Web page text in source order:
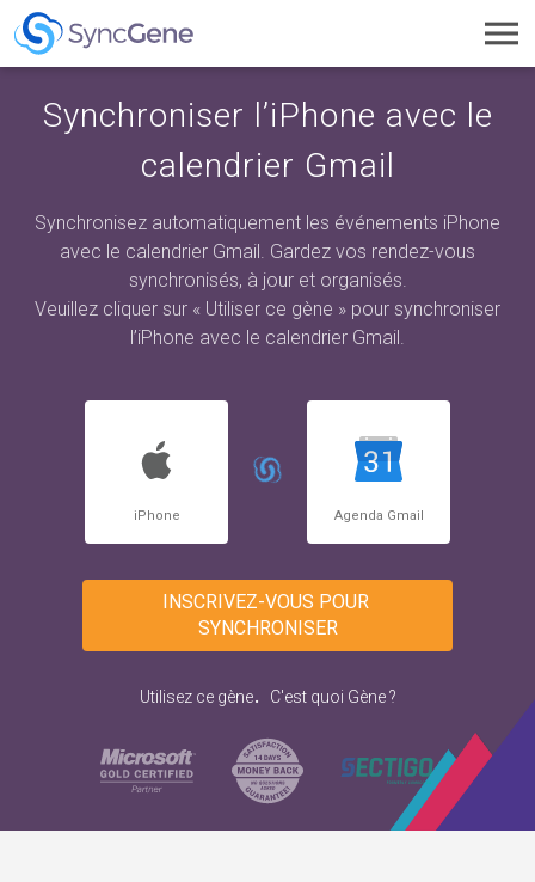
Synchroniser l’iPhone avec le
calendrier Gmail
Synchronisez automatiquement les événements iPhone
avec le calendrier Gmail. Gardez vos rendez-vous
synchronisés, à jour et organisés.
Veuillez cliquer sur « Utiliser ce gène » pour synchroniser
l’iPhone avec le calendrier Gmail.
iPhone Agenda Gmail
INSCRIVEZ-VOUS POUR
SYNCHRONISER
Utilisez ce gène. C'est quoi Gène ?